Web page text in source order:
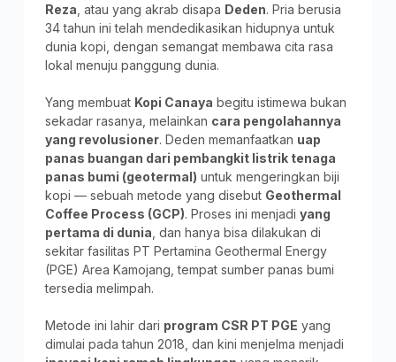
Reza , atau yang akrab disapa Deden. Pria berusia
34 tahun ini telah mendedikasikan hidupnya untuk
dunia kopi, dengan semangat membawa cita rasa
lokal menuju panggung dunia.
Yang membuat Kopi Canaya begitu istimewa bukan
sekadar rasanya, melainkan cara pengolahannya
yang revolusioner. Deden memanfaatkan uap
panas buangan dari pembangkit listrik tenaga
panas bumi (geotermal) untuk mengeringkan biji
kopi — sebuah metode yang disebut Geothermal
Coffee Process (GCP). Proses ini menjadi yang
pertama di dunia , dan hanya bisa dilakukan di
sekitar fasilitas PT Pertamina Geothermal Energy
(PGE) Area Kamojang, tempat sumber panas bumi
tersedia melimpah.
Metode ini lahir dari program CSR PT PGE yang
dimulai pada tahun 2018, dan kini menjelma menjadi